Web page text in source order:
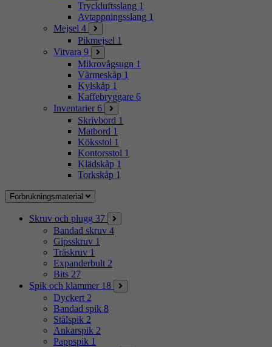
Tryckluftsslang 1
Avtappningsslang 1
Mejsel 4
Pikmejsel 1
Vitvara 9
Mikrovågsugn 1
Värmeskåp 1
Kylskåp 1
Kaffebryggare 6
Inventarier 6
Skrivbord 1
Matbord 1
Köksstol 1
Kontorsstol 1
Klädskåp 1
Torkskåp 1
Förbrukningsmaterial
Skruv och plugg 37
Bandad skruv 4
Gipsskruv 1
Träskruv 1
Expanderbult 2
Bits 27
Spik och klammer 18
Dyckert 2
Bandad spik 8
Stålspik 2
Ankarspik 2
Pappspik 1